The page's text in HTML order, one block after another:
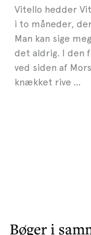
Vitello hedder
i to måneder,
Man kan sige
det aldrig. I den
ved siden af
knækket rive …
Bøger i